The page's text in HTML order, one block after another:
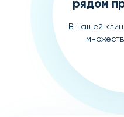
рядом
В нашей